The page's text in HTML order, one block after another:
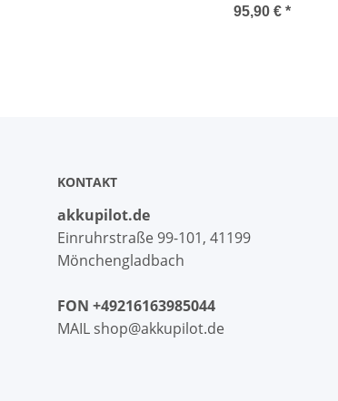
Husqvarna Flymo
95,90 € *
KONTAKT
akkupilot.de
Einruhrstraße 99-101, 41199
Mönchengladbach
FON +49216163985044
MAIL shop@akkupilot.de